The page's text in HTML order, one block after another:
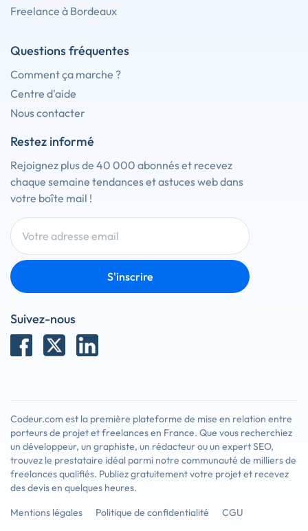
Freelance à Bordeaux
Questions fréquentes
Comment ça marche ?
Centre d'aide
Nous contacter
Restez informé
Rejoignez plus de 40 000 abonnés et recevez
chaque semaine tendances et astuces web dans
votre boîte mail !
S'inscrire
Suivez-nous
Codeur.com est la première plateforme de mise en relation entre
porteurs de projet et freelances en France. Que vous recherchiez
un développeur, un graphiste, un rédacteur ou un expert SEO,
trouvez le prestataire idéal parmi notre communauté de milliers de
freelances qualifiés. Publiez gratuitement votre projet et recevez
des devis en quelques heures.
Mentions légales
Politique de confidentialité CGU